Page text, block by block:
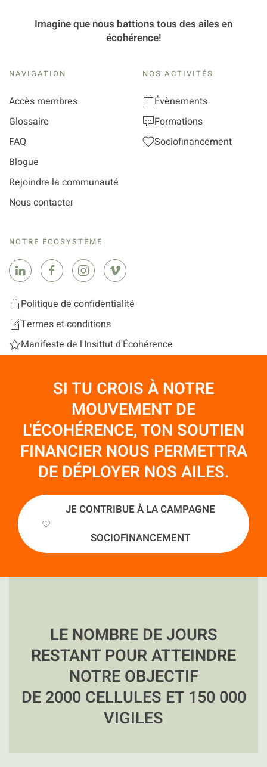
Imagine que nous battions tous des ailes en
écohérence!
NAVIGATION
Accès membres
Glossaire
FAQ
Blogue
Rejoindre la communauté
Nous contacter
NOS ACTIVITÉS
Évènements
Formations
Sociofinancement
NOTRE ÉCOSYSTÈME
Politique de confidentialité
Termes et conditions
Manifeste de l'Insittut d'Écohérence
SI TU CROIS À NOTRE
MOUVEMENT DE
L'ÉCOHÉRENCE, TON SOUTIEN
FINANCIER NOUS PERMETTRA
DE DÉPLOYER NOS AILES.
JE CONTRIBUE À LA CAMPAGNE
SOCIOFINANCEMENT
LE NOMBRE DE JOURS
RESTANT POUR ATTEINDRE
NOTRE OBJECTIF
DE 2000 CELLULES ET 150 000
VIGILES